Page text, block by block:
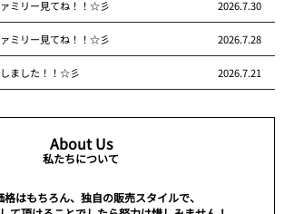
ミリー見てね！！☆彡 2026.7.30
ミリー見てね！！☆彡 2026.7.28
ました！！☆彡 2026.7.21
About Us
私たちについて
格はもちろん、独自の販売スタイルで、